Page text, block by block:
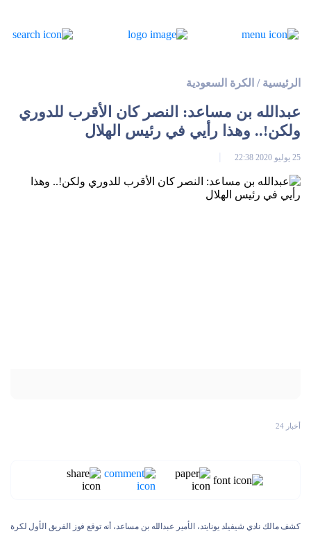
الرئيسية / الكرة السعودية
عبدالله بن مساعد: النصر كان الأقرب للدوري
ولكن!.. وهذا رأيي في رئيس الهلال
25 يوليو 2020 22:38
أخبار 24
كشف مالك نادي شيفيلد يونايتد، الأمير عبدالله بن مساعد، أنه توقع فوز الفريق الأول لكرة